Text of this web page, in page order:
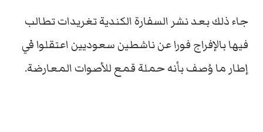
جاء ذلك بعد نشر السفارة الكندية تغريدات تطالب
فيها بالإفراج فورا عن ناشطين سعوديين اعتقلوا في
إطار ما وُصف بأنه حملة قمع للأصوات المعارضة.